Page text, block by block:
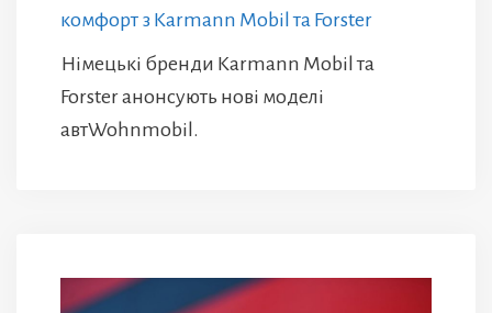
комфорт з Karmann Mobil та Forster
Німецькі бренди Karmann Mobil та
Forster анонсують нові моделі
автWohnmobil.